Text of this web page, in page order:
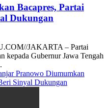
Bacapres, Partai
Dukungan
JAKARTA – Partai
kepada Gubernur Jawa Tengah
Pranowo Diumumkan
Sinyal Dukungan